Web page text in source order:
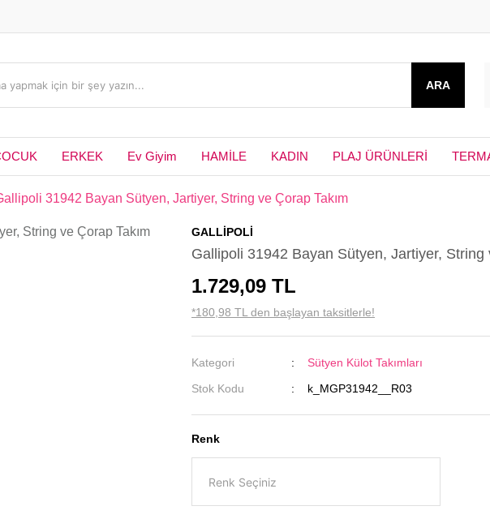
ARA
ERKEK Ev Giyim HAMİLE KADIN PLAJ ÜRÜNLERİ
31942 Bayan Sütyen, Jartiyer, String ve Çorap Takım
GALLİPOLİ
Gallipoli 31942 Bayan Sütyen, Jartiyer, String
1.729,09 TL
*180,98 TL den başlayan taksitlerle!
Kategori
Sütyen Külot Takımları
Stok Kodu
k_MGP31942__R03
Renk